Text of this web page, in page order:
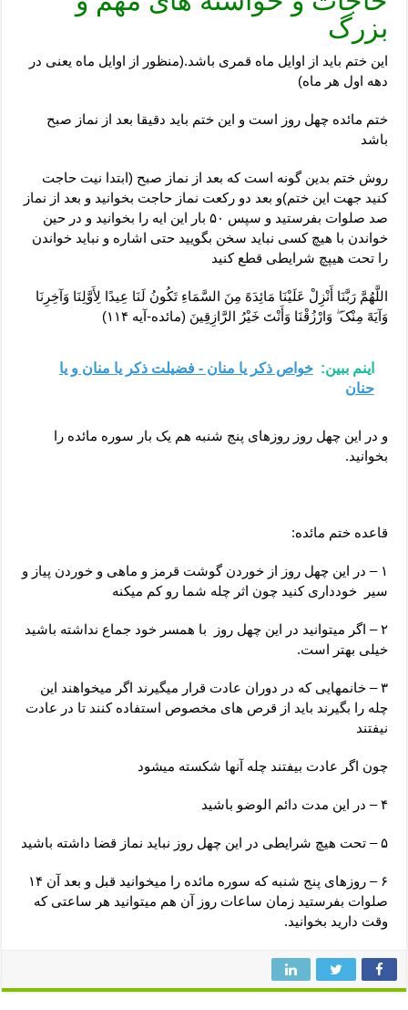
بزرگ
این ختم باید از اوایل ماه قمری باشد.(منظور از اوایل ماه یعنی در
دهه اول هر ماه)
ختم مائده چهل روز است و این ختم باید دقیقا بعد از نماز صبح
باشد
روش ختم بدین گونه است که بعد از نماز صبح (ابتدا نیت حاجت
کنید جهت این ختم)و بعد دو رکعت نماز حاجت بخوانید و بعد از نماز
صد صلوات بفرستید و سپس ۵۰ بار این ایه را بخوانید و در حین
خواندن با هیچ کسی نباید سخن بگویید حتی اشاره و نباید خواندن
را تحت هیپچ شرایطی قطع کنید
اللَّهُمَّ رَبَّنَا أَنْزِلْ عَلَیْنَا مَائِدَهً مِنَ السَّمَاءِ تَکُونُ لَنَا عِیدًا لِأَوَّلِنَا وَآخِرِنَا
وَآیَهً مِنْکَ ۖ وَارْزُقْنَا وَأَنْتَ خَیْرُ الرَّازِقِینَ (مائده-آیه ۱۱۴)
اینم ببین: خواص ذکر یا منان - فضیلت ذکر یا منان و یا
حنان
و در این چهل روز روزهای پنج شنبه هم یک بار سوره مائده را
بخوانید.
قاعده ختم مائده:
۱ – در این چهل روز از خوردن گوشت قرمز و ماهی و خوردن پیاز و
سیر خودداری کنید چون اثر چله شما رو کم میکنه
۲ – اگر میتوانید در این چهل روز با همسر خود جماع نداشته باشید
خیلی بهتر است.
۳ – خانمهایی که در دوران عادت قرار میگیرند اگر میخواهند این
چله را بگیرند باید از قرص های مخصوص استفاده کنند تا در عادت
نیفتند
چون اگر عادت بیفتند چله آنها شکسته میشود
۴ – در این مدت دائم الوضو باشید
۵ – تحت هیچ شرایطی در این چهل روز نباید نماز قضا داشته باشید
۶ – روزهای پنج شنبه که سوره مائده را میخوانید قبل و بعد آن ۱۴
صلوات بفرستید زمان ساعات روز آن هم میتوانید هر ساعتی که
وقت دارید بخوانید.